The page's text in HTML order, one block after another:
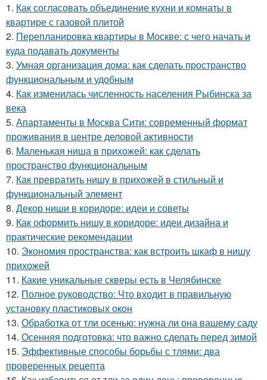
1. Как согласовать объединение кухни и комнаты в
квартире с газовой плитой
2. Перепланировка квартиры в Москве: с чего начать и
куда подавать документы
3. Умная организация дома: как сделать пространство
функциональным и удобным
4. Как изменилась численность населения Рыбинска за
века
5. Апартаменты в Москва Сити: современный формат
проживания в центре деловой активности
6. Маленькая ниша в прихожей: как сделать
пространство функциональным
7. Как превратить нишу в прихожей в стильный и
функциональный элемент
8. Декор ниши в коридоре: идеи и советы
9. Как оформить нишу в коридоре: идеи дизайна и
практические рекомендации
10. Экономия пространства: как встроить шкаф в нишу
прихожей
11. Какие уникальные скверы есть в Челябинске
12. Полное руководство: Что входит в правильную
установку пластиковых окон
13. Обработка от тли осенью: нужна ли она вашему саду
14. Осенняя подготовка: что важно сделать перед зимой
15. Эффективные способы борьбы с тлями: два
проверенных рецепта